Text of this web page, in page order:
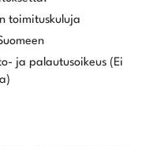
toimituskuluja
ja palautusoikeus (Ei